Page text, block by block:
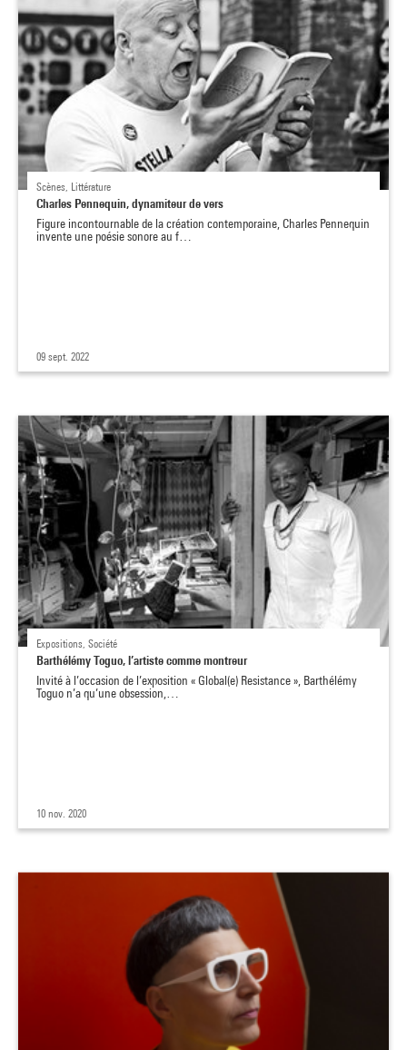
Scènes, Littérature
Charles Pennequin, dynamiteur de vers
Figure incontournable de la création contemporaine, Charles Pennequin
invente une poésie sonore au f…
09 sept. 2022
Expositions, Société
Barthélémy Toguo, l’artiste comme montreur
Invité à l’occasion de l’exposition « Global(e) Resistance », Barthélémy
Toguo n’a qu’une obsession,…
10 nov. 2020